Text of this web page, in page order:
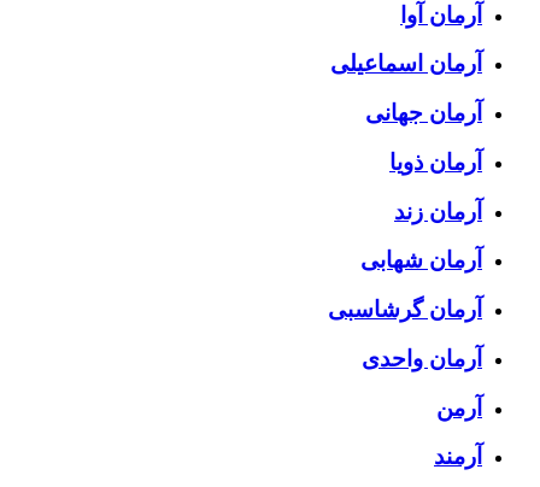
آرمان آوا
آرمان اسماعیلی
آرمان جهانی
آرمان ذویا
آرمان زند
آرمان شهابی
آرمان گرشاسبی
آرمان واحدی
آرمن
آرمند